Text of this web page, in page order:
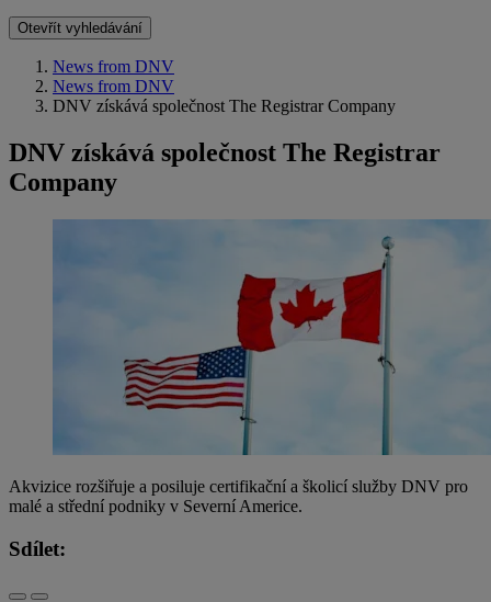
Otevřít vyhledávání
News from DNV
News from DNV
DNV získává společnost The Registrar Company
DNV získává společnost The Registrar
Company
Akvizice rozšiřuje a posiluje certifikační a školicí služby DNV pro
malé a střední podniky v Severní Americe.
Sdílet: